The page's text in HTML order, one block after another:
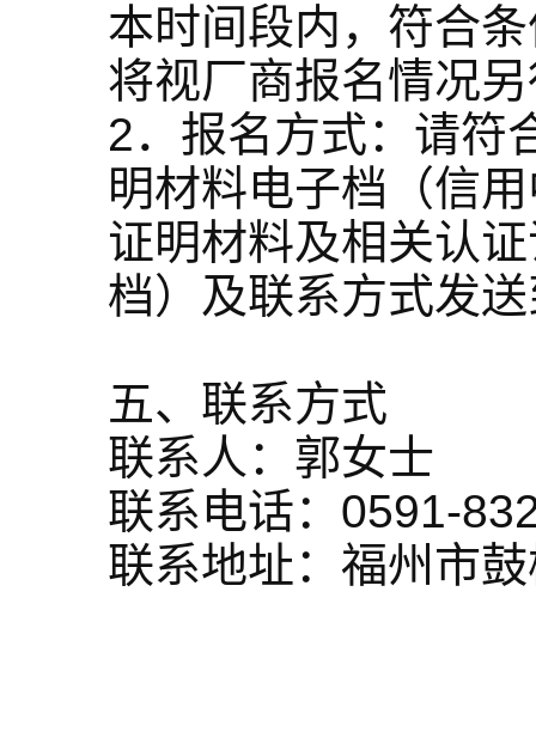
本时间段内，符合
将视厂商报名情况
2．报名方式：请符
明材料电子档（信
证明材料及相关认
档）及联系方式发
五、联系方式
联系人：郭女士
联系电话：0591-
联系地址：福州市